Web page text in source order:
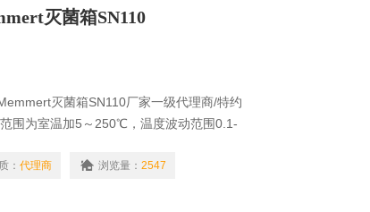
灭菌箱SN110
灭菌箱SN110厂家一级代理商/特约
围为室温加5～250℃，温度波动范围0.1-
： 代理商 浏览量： 2547